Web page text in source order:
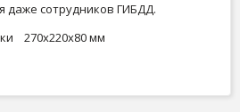
даже сотрудников ГИБДД.
270х220х80 мм